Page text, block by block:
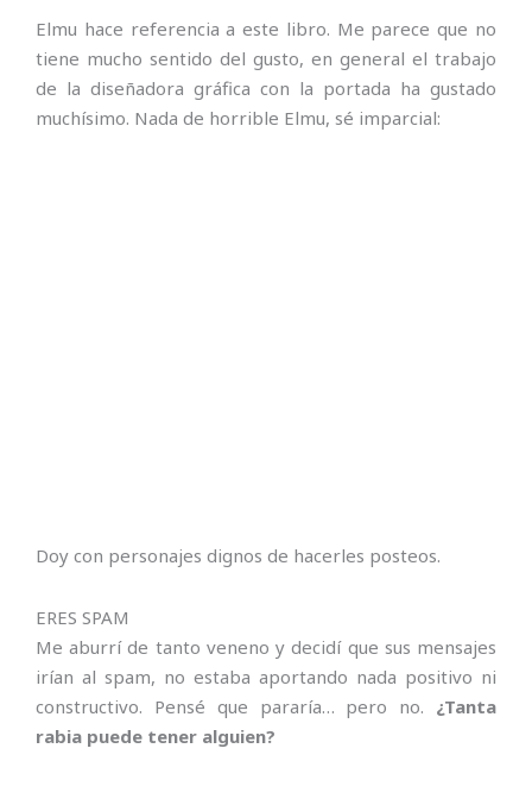
Elmu hace referencia a este libro. Me parece que no
tiene mucho sentido del gusto, en general el trabajo
de la diseñadora gráfica con la portada ha gustado
muchísimo. Nada de horrible Elmu, sé imparcial:
Doy con personajes dignos de hacerles posteos.
ERES SPAM
Me aburrí de tanto veneno y decidí que sus mensajes
irían al spam, no estaba aportando nada positivo ni
constructivo. Pensé que pararía… pero no. ¿Tanta
rabia puede tener alguien?